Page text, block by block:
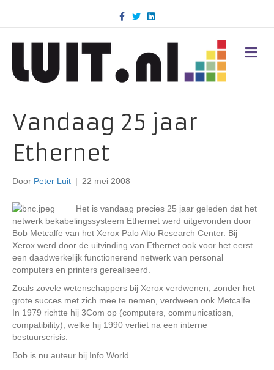
c
k
T
w
i
n
d
M
E
Vandaag 25 jaar
Ethernet
Door Peter Luit | 22 mei 2008
Het is vandaag precies 25 jaar geleden dat het
netwerk bekabelingssysteem Ethernet werd uitgevonden door
Bob Metcalfe van het Xerox Palo Alto Research Center. Bij
Xerox werd door de uitvinding van Ethernet ook voor het eerst
een daadwerkelijk functionerend netwerk van personal
computers en printers gerealiseerd.
Zoals zovele wetenschappers bij Xerox verdwenen, zonder het
grote succes met zich mee te nemen, verdween ook Metcalfe.
In 1979 richtte hij 3Com op (computers, communicatiosn,
compatibility), welke hij 1990 verliet na een interne
bestuurscrisis.
Bob is nu auteur bij Info World.